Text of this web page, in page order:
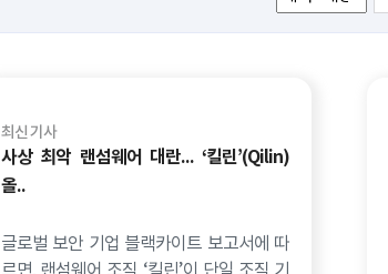
최신 기사
사상 최악 랜섬웨어 대란... ‘킬린’(Qilin)
올..
글로벌 보안 기업 블랙카이트 보고서에 따
르면, 랜섬웨어 조직 ‘킬린’이 단일 조직 기